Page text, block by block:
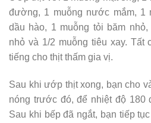
đường, 1 muỗng nước mắm, 1
dầu hào, 1 muỗng tỏi băm
nhỏ và 1/2 muỗng tiêu xay. Tất
tiếng cho thịt thấm gia vị.
Sau khi ướp thịt xong, bạn cho
nóng trước đó, để nhiệt độ 180
Sau khi bếp đã ngắt, bạn tiếp